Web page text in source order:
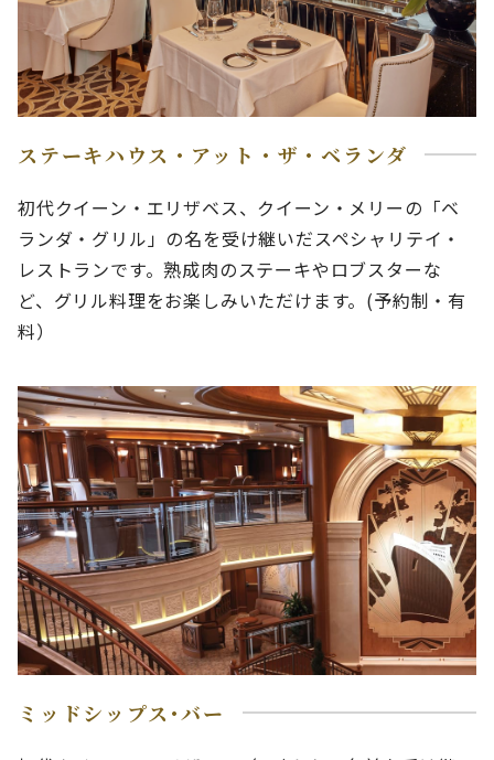
ステーキハウス・アット・ザ・ベランダ
初代クイーン・エリザベス、クイーン・メリーの「ベ
ランダ・グリル」の名を受け継いだスペシャリテイ・
レストランです。熟成肉のステーキやロブスターな
ど、グリル料理をお楽しみいただけます。(予約制・有
料）
ミッドシップス･バー